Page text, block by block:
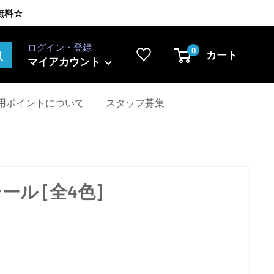
料☆
ログイン・登録
マイアカウント
0 カート
ポイントについて スタッフ募集
ル [全4色]